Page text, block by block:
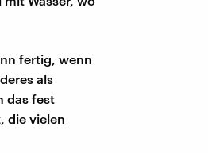
fertig, wenn
als
das fest
die vielen